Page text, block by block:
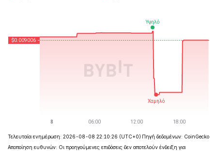
Τελευταία ενημέρωση: 2026-08-08 22:10:26 (UTC+0) Πηγή δεδομένων: CoinGecko
Αποποίηση ευθυνών: Οι προηγούμενες επιδόσεις δεν αποτελούν ένδειξη για